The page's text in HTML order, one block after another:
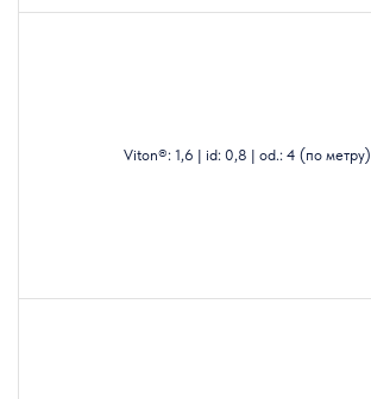
Viton®: 1,6 | id: 0,8 | od.: 4 (по метру)